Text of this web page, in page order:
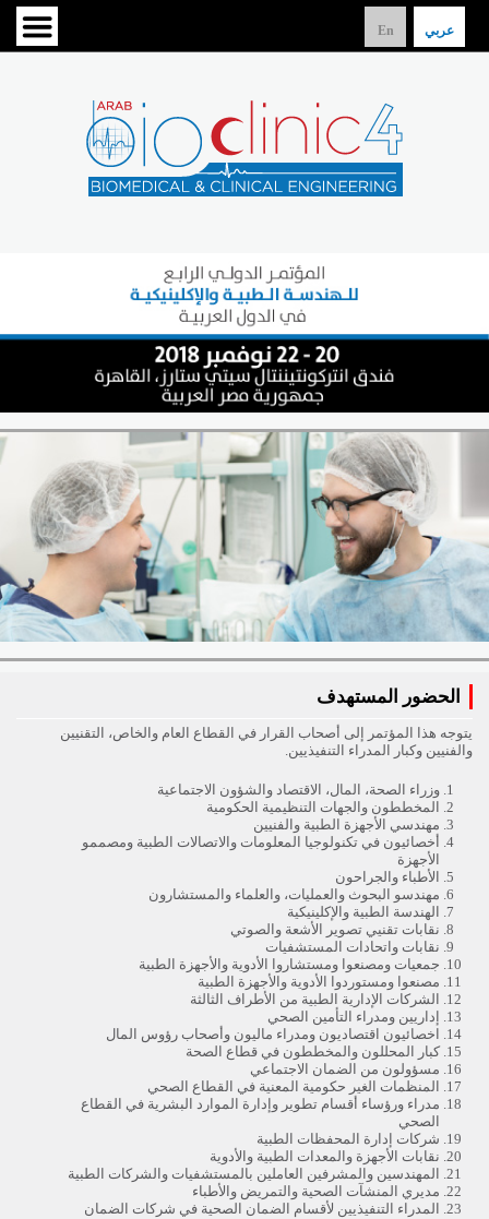
En عربي
الحضور المستهدف
يتوجه هذا المؤتمر إلى أصحاب القرار في القطاع العام والخاص، التقنيين
والفنيين وكبار المدراء التنفيذيين.
وزراء الصحة، المال، الاقتصاد والشؤون الاجتماعية
المخططون والجهات التنظيمية الحكومية
مهندسي الأجهزة الطبية والفنيين
أخصائيون في تكنولوجيا المعلومات والاتصالات الطبية ومصممو
الأجهزة
الأطباء والجراحون
مهندسو البحوث والعمليات، والعلماء والمستشارون
الهندسة الطبية والإكلينيكية
نقابات تقنيي تصوير الأشعة والصوتي
نقابات واتحادات المستشفيات
جمعيات ومصنعوا ومستشاروا الأدوية والأجهزة الطبية
مصنعوا ومستوردوا الأدوية والأجهزة الطبية
الشركات الإدارية الطبية من الأطراف الثالثة
إداريين ومدراء التأمين الصحي
اخصائيون اقتصاديون ومدراء ماليون وأصحاب رؤوس المال
كبار المحللون والمخططون في قطاع الصحة
مسؤولون من الضمان الاجتماعي
المنظمات الغير حكومية المعنية في القطاع الصحي
مدراء ورؤساء أقسام تطوير وإدارة الموارد البشرية في القطاع
الصحي
شركات إدارة المحفظات الطبية
نقابات الأجهزة والمعدات الطبية والأدوية
المهندسين والمشرفين العاملين بالمستشفيات والشركات الطبية
مديري المنشآت الصحية والتمريض والأطباء
المدراء التنفيذيين لأقسام الضمان الصحية في شركات الضمان